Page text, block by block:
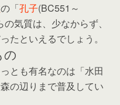
の「孔子(BC551～
気質は、少なからず、
たといえるでしょう。
とも有名なのは「水田
の辺りまで普及してい